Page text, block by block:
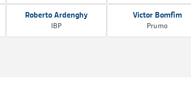
Roberto Ardenghy
IBP
Victor Bomfim
Prumo